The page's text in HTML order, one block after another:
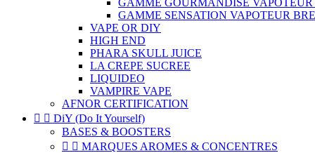
GAMME GOURMANDISE VAPOTEUR
GAMME SENSATION VAPOTEUR
VAPE OR DIY
HIGH END
PHARA SKULL JUICE
LA CREPE SUCREE
LIQUIDEO
VAMPIRE VAPE
AFNOR CERTIFICATION
  DiY (Do It Yourself)
BASES & BOOSTERS
  MARQUES AROMES & CONCENTRES